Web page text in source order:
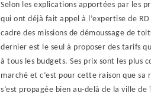
Selon les explications apportées par les
qui ont déjà fait appel à l’expertise de RD
cadre des missions de démoussage de
dernier est le seul à proposer des tarifs
à tous les budgets. Ses prix sont les plus
marché et c’est pour cette raison que sa
s’est propagée bien au-delà de la ville de